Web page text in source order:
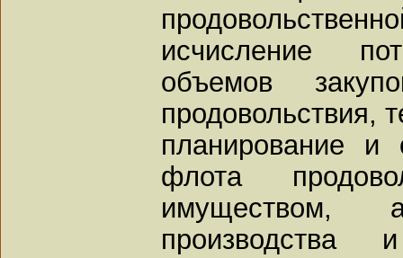
исчисление
объемов
продовольствия,
планирование и
флота
имуществом,